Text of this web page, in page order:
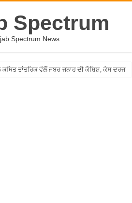
Spectrum
Spectrum News
ਤਾਂਤਰਿਕ ਵੱਲੋਂ ਜਬਰ-ਜਨਾਹ ਦੀ ਕੋਸ਼ਿਸ਼, ਕੇਸ ਦਰਜ